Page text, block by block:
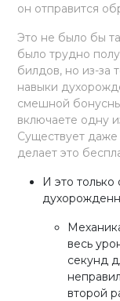
он отправится
Это не было бы
было трудно
билдов, но из-за
навыки
смешной
включаете одну
Существует даже
делает это
И это
весь
секунд
второй